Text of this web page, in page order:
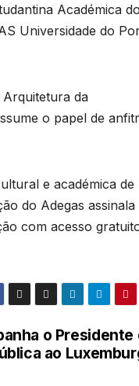
Académica do
Universidade do
da
o papel de
e académica de
do Adegas assinala
com acesso
o Presidente
ao